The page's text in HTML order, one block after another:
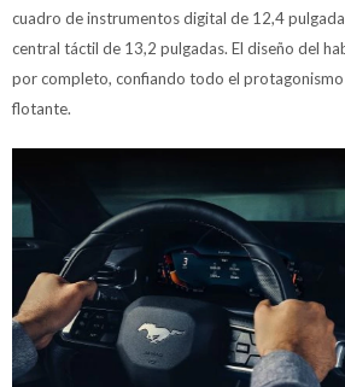
cuadro de instrumentos digital de 12,4
central táctil de 13,2 pulgadas. El diseño del
por completo, confiando todo el protagonismo
flotante.